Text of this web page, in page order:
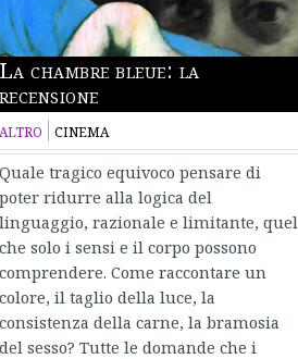
La chambre bleue: la
recensione
ALTRO CINEMA
Quale tragico equivoco pensare di
poter ridurre alla logica del
linguaggio, razionale e limitante, quel
che solo i sensi e il corpo possono
comprendere. Come raccontare un
colore, il taglio della luce, la
consistenza della carne, la bramosia
del sesso? Tutte le domande che i